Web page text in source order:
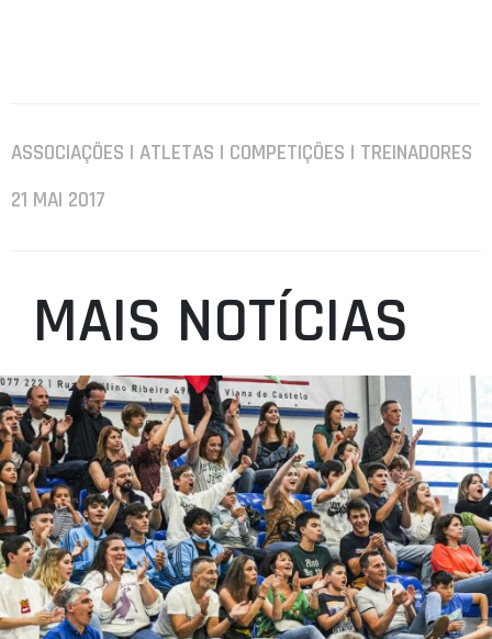
ASSOCIAÇÕES | ATLETAS | COMPETIÇÕES | TREINADORES
21 MAI 2017
MAIS NOTÍCIAS